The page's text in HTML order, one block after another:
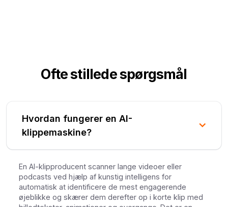
Ofte stillede spørgsmål
Hvordan fungerer en AI-
klippemaskine?
En AI-klipproducent scanner lange videoer eller
podcasts ved hjælp af kunstig intelligens for
automatisk at identificere de mest engagerende
øjeblikke og skærer dem derefter op i korte klip med